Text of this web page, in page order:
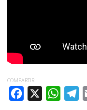
COMPARTIR
FACEBOOK
WHATSAPP